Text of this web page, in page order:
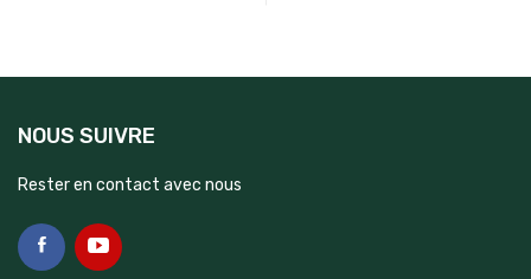
NOUS SUIVRE
Rester en contact avec nous